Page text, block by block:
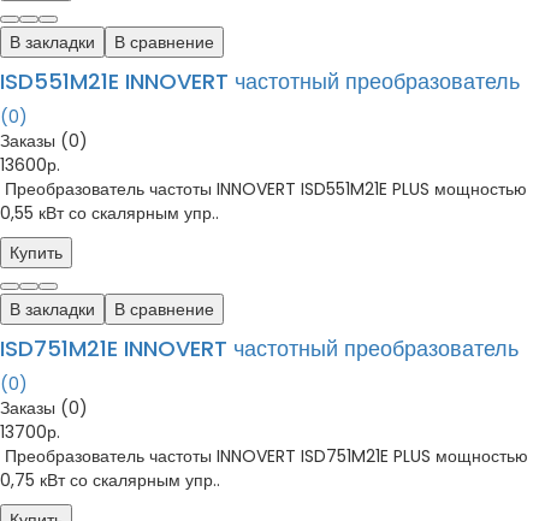
В закладки В сравнение
ISD551M21E INNOVERT частотный преобразователь
(0)
Заказы (0)
13600р.
Преобразователь частоты INNOVERT ISD551M21E PLUS мощностью
0,55 кВт со скалярным упр..
Купить
В закладки В сравнение
ISD751M21E INNOVERT частотный преобразователь
(0)
Заказы (0)
13700р.
Преобразователь частоты INNOVERT ISD751M21E PLUS мощностью
0,75 кВт со скалярным упр..